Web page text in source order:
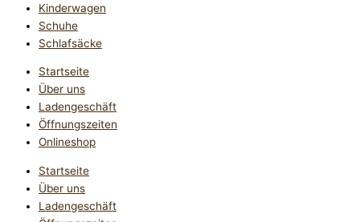
Kinderwagen
Schuhe
Schlafsäcke
Startseite
Über uns
Ladengeschäft
Öffnungszeiten
Onlineshop
Startseite
Über uns
Ladengeschäft